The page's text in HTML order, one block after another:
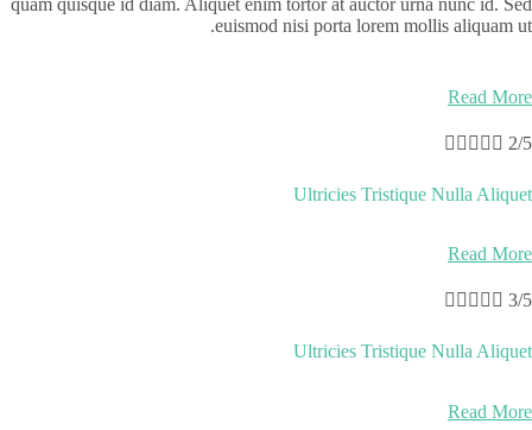
euismod nisi porta lorem mollis aliquam ut.
Read More
     2/5
Ultricies Tristique Nulla Aliquet
Read More
     3/5
Ultricies Tristique Nulla Aliquet
Read More